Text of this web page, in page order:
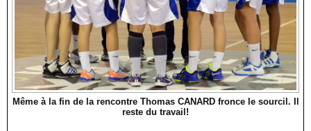
Même à la fin de la rencontre Thomas CANARD fronce le sourcil. Il
reste du travail!